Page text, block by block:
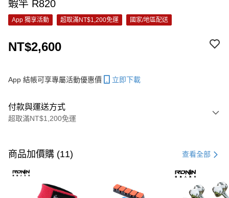
蝦竿 R820
App 獨享活動 超取滿NT$1,200免運 國家/地區配送
NT$2,600
App 結帳可享專屬活動優惠價 立即下載
付款與運送方式
超取滿NT$1,200免運
信用卡一次付款
信用卡分期付款
3 期 0 利率 每期 21家銀行
商品加價購 (11) 查看全部